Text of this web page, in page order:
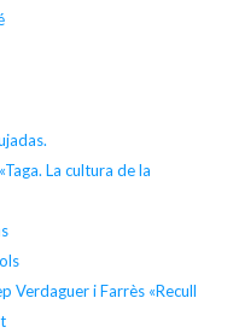
La cultura de la
Verdaguer i Farrès «Recull